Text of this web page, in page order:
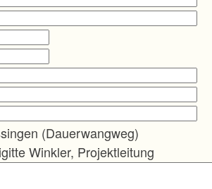
(Dauerwangweg)
Winkler, Projektleitung